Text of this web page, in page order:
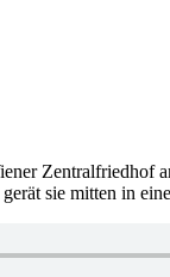
Zentralfriedhof
sie mitten in